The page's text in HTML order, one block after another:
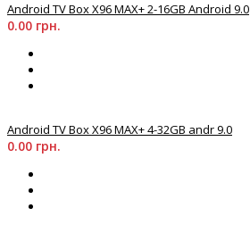
Android TV Box X96 MAX+ 2-16GB Android 9.0
0.00 грн.
Android TV Box X96 MAX+ 4-32GB andr 9.0
0.00 грн.